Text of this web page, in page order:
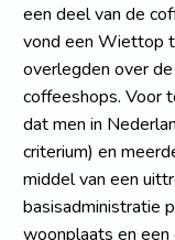
een deel van de
vond een Wiettop
overlegden over
coffeeshops. Voor
dat men in
criterium) en
middel van een
basisadministratie
woonplaats en